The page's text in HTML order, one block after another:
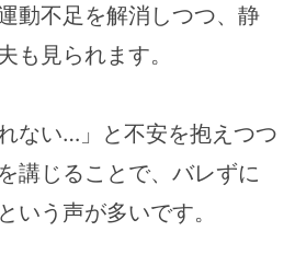
動不足を解消しつつ、静
も見られます。
ない…」と不安を抱えつつ
講じることで、バレずに
いう声が多いです。